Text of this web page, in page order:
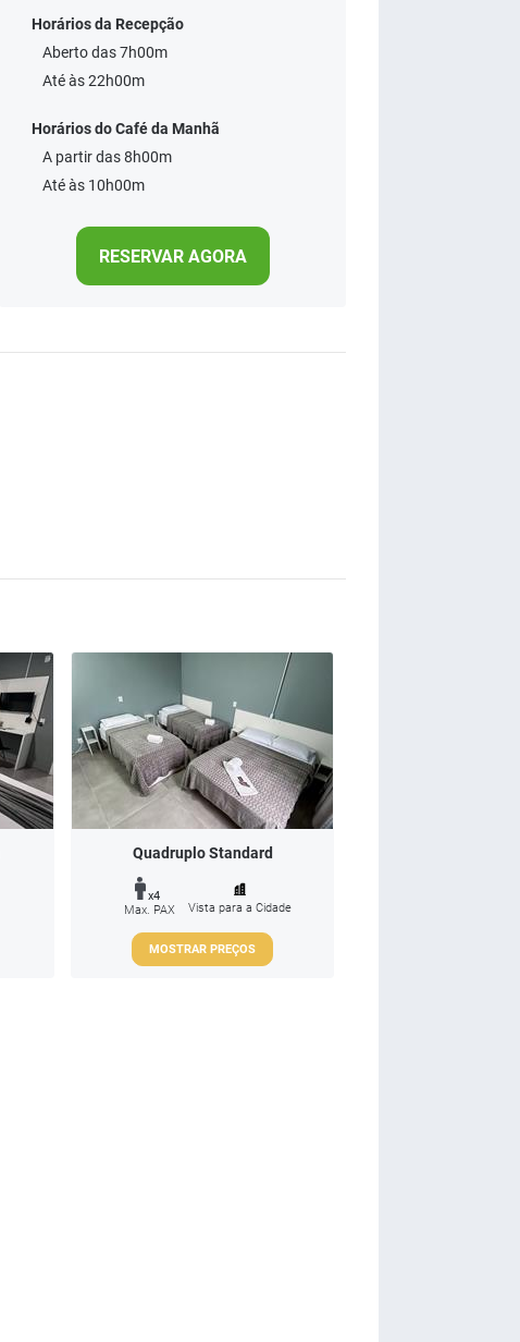
Horários da Recepção
Aberto das 7h00m
Até às 22h00m
Horários do Café da Manhã
A partir das 8h00m
Até às 10h00m
RESERVAR AGORA
Quadruplo Standard
x4
Max. PAX
Vista para a Cidade
MOSTRAR PREÇOS